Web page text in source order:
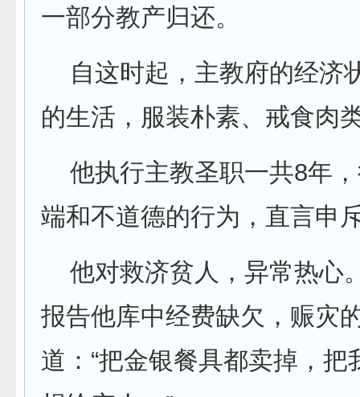
一部分教产归还。
自这时起，主教府的经济
的生活，服装朴素、戒食肉
他执行主教圣职一共8年
端和不道德的行为，直言申
他对救济贫人，异常热心
报告他库中经费缺欠，赈灾
道：“把金银餐具都卖掉，